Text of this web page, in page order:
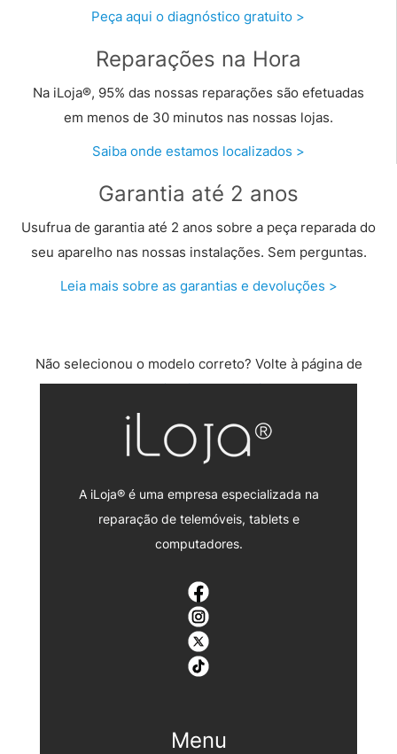
Peça aqui o diagnóstico gratuito >
Reparações na Hora
Na iLoja®, 95% das nossas reparações são efetuadas
em menos de 30 minutos nas nossas lojas.
Saiba onde estamos localizados >
Garantia até 2 anos
Usufrua de garantia até 2 anos sobre a peça reparada do
seu aparelho nas nossas instalações. Sem perguntas.
Leia mais sobre as garantias e devoluções >
Não selecionou o modelo correto? Volte à página de
reparação Nintendo Switch.
A iLoja® é uma empresa especializada na
reparação de telemóveis, tablets e
computadores.
Menu